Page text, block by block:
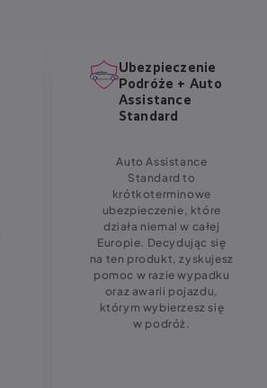
Ubezpieczenie
Podróże + Auto
Assistance
Standard
Auto Assistance
Standard to
krótkoterminowe
ubezpieczenie, które
działa niemal w całej
Europie. Decydując się
na ten produkt, zyskujesz
pomoc w razie wypadku
oraz awarii pojazdu,
którym wybierzesz się
w podróż.